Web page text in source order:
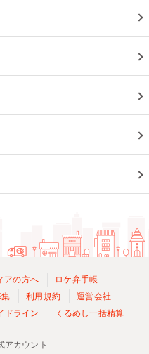
アの方へ
ロケ弁手帳
利用規約
運営会社
ドライン くるめし一括精算
アカウント